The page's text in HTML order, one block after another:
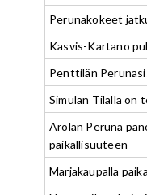
Perunakokeet
Kasvis-Kartano
Penttilän
Simulan Tilalla on
Arolan Peruna
paikallisuuteen
Marjakaupalla